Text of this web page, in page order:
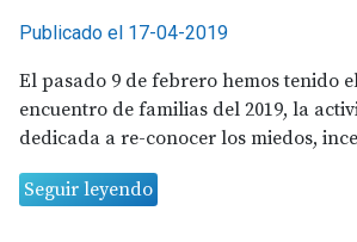
Publicado el 17-04-2019
El pasado 9 de febrero hemos tenido
encuentro de familias del 2019, la
dedicada a re-conocer los miedos,
Seguir leyendo